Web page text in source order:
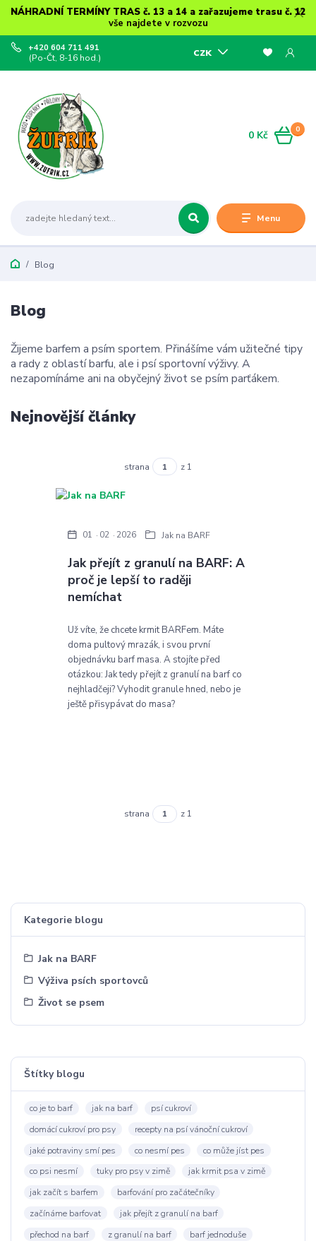
NÁHRADNÍ TERMÍNY TRAS č. 13 a 14 a zařazujeme trasu č. 12
vše najdete v rozvozu
Menu
CZK
+420 604 711 491
(Po-Čt, 8-16 hod.)
0
0 Kč
Blog
Kategorie blogu
Jak na BARF
Výživa psích sportovců
Život se psem
Štítky blogu
co je to barf jak na barf
psí cukroví
domácí cukroví pro psy
recepty na psí vánoční cukroví
jaké potraviny smí pes
co nesmí pes
co může jíst pes
co psi nesmí
tuky pro psy v zimě
jak krmit psa v zimě
jak začít s barfem
barfování pro začátečníky
začínáme barfovat
jak přejít z granulí na barf
přechod na barf
z granulí na barf
barf jednoduše
Blog
Žijeme barfem a psím sportem. Přinášíme vám užitečné tipy
a rady z oblastí barfu, ale i psí sportovní výživy. A
nezapomínáme ani na obyčejný život se psím parťákem.
Nejnovější články
strana z 1
Jak přejít z granulí na BARF: A
proč je lepší to raději
nemíchat
01 02 2026 Jak na BARF
Už víte, že chcete krmit BARFem. Máte
doma pultový mrazák, i svou první
objednávku barf masa. A stojíte před
otázkou: Jak tedy přejít z granulí na barf co
nejhladčeji? Vyhodit granule hned, nebo je
ještě přisypávat do masa?
strana z 1